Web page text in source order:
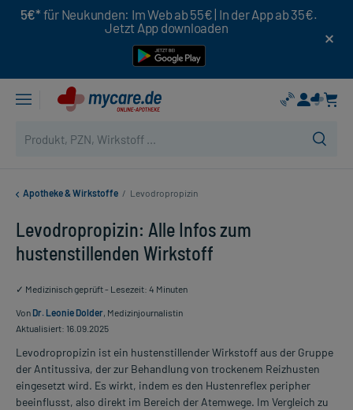
5€* für Neukunden: Im Web ab 55€ | In der App ab 35€.
Jetzt App downloaden
Apotheke & Wirkstoffe / Levodropropizin
Levodropropizin: Alle Infos zum
hustenstillenden Wirkstoff
✓ Medizinisch geprüft - Lesezeit: 4 Minuten
Von Dr. Leonie Dolder, Medizinjournalistin
Aktualisiert: 16.09.2025
Levodropropizin ist ein hustenstillender Wirkstoff aus der Gruppe
der Antitussiva, der zur Behandlung von trockenem Reizhusten
eingesetzt wird. Es wirkt, indem es den Hustenreflex peripher
beeinflusst, also direkt im Bereich der Atemwege. Im Vergleich zu